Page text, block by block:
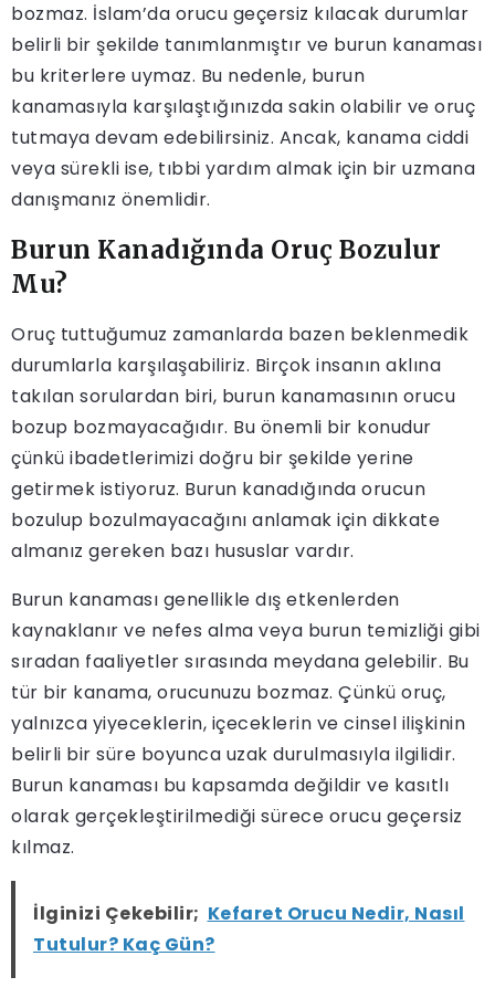
bozmaz. İslam’da orucu geçersiz kılacak durumlar
belirli bir şekilde tanımlanmıştır ve burun kanaması
bu kriterlere uymaz. Bu nedenle, burun
kanamasıyla karşılaştığınızda sakin olabilir ve oruç
tutmaya devam edebilirsiniz. Ancak, kanama ciddi
veya sürekli ise, tıbbi yardım almak için bir uzmana
danışmanız önemlidir.
Burun Kanadığında Oruç Bozulur
Mu?
Oruç tuttuğumuz zamanlarda bazen beklenmedik
durumlarla karşılaşabiliriz. Birçok insanın aklına
takılan sorulardan biri, burun kanamasının orucu
bozup bozmayacağıdır. Bu önemli bir konudur
çünkü ibadetlerimizi doğru bir şekilde yerine
getirmek istiyoruz. Burun kanadığında orucun
bozulup bozulmayacağını anlamak için dikkate
almanız gereken bazı hususlar vardır.
Burun kanaması genellikle dış etkenlerden
kaynaklanır ve nefes alma veya burun temizliği gibi
sıradan faaliyetler sırasında meydana gelebilir. Bu
tür bir kanama, orucunuzu bozmaz. Çünkü oruç,
yalnızca yiyeceklerin, içeceklerin ve cinsel ilişkinin
belirli bir süre boyunca uzak durulmasıyla ilgilidir.
Burun kanaması bu kapsamda değildir ve kasıtlı
olarak gerçekleştirilmediği sürece orucu geçersiz
kılmaz.
İlginizi Çekebilir; Kefaret Orucu Nedir, Nasıl
Tutulur? Kaç Gün?